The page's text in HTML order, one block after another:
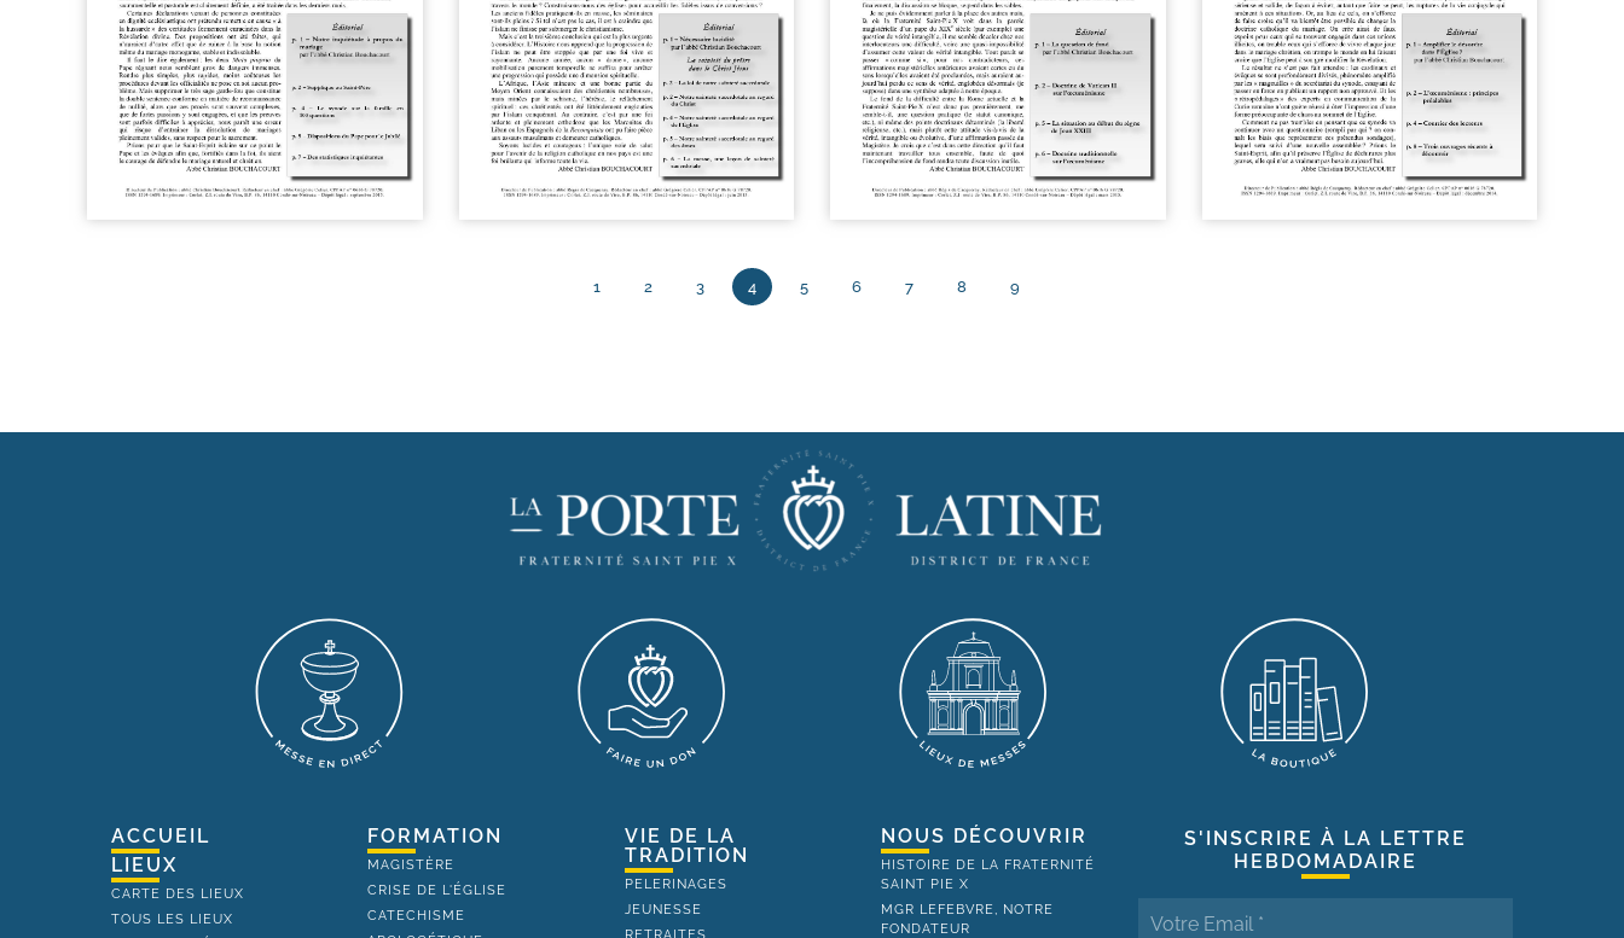
1 2 3 4 5 6 7 8 9
ACCUEIL
LIEUX
CARTE DES LIEUX
TOUS LES LIEUX
FORMATION
MAGISTÈRE
CRISE DE L'ÉGLISE
CATECHISME
VIE DE LA
TRADITION
PELERINAGES
JEUNESSE
RETRAITES
NOUS DÉCOUVRIR
HISTOIRE DE LA FRATERNITÉ
SAINT PIE X
MGR LEFEBVRE, NOTRE
FONDATEUR
S'INSCRIRE À LA LETTRE
HEBDOMADAIRE